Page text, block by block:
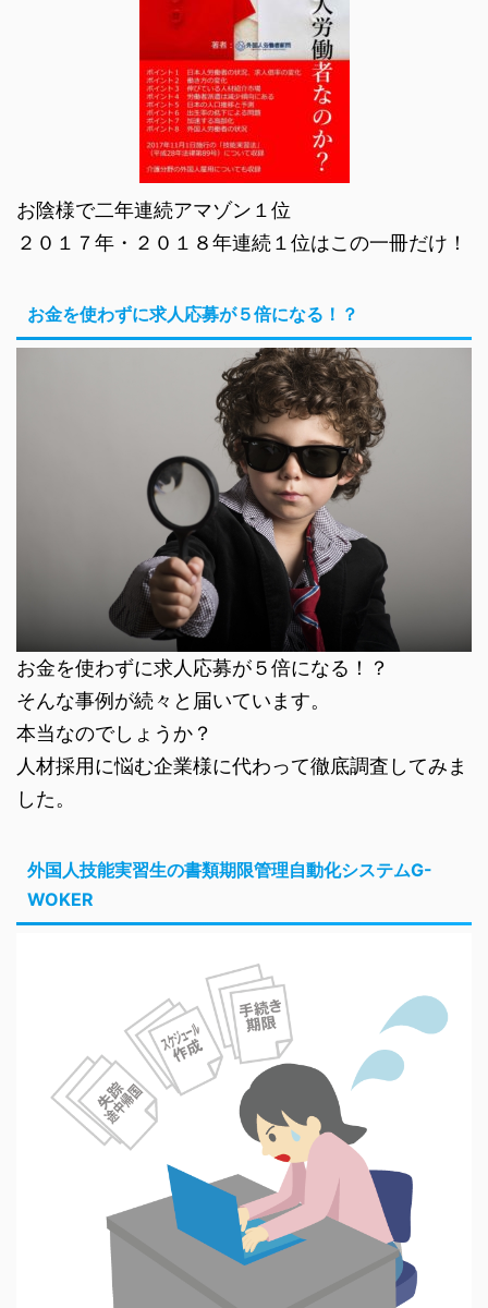
お陰様で二年連続アマゾン１位
２０１７年・２０１８年連続１位はこの一冊だけ！
お金を使わずに求人応募が５倍になる！？
お金を使わずに求人応募が５倍になる！？
そんな事例が続々と届いています。
本当なのでしょうか？
人材採用に悩む企業様に代わって徹底調査してみま
した。
外国人技能実習生の書類期限管理自動化システムG-
WOKER